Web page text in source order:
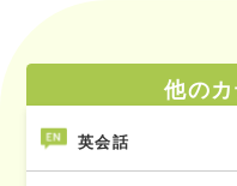
他の
英会話